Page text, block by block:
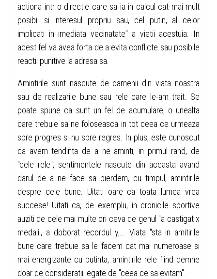
actiona intr-o directie care sa ia in calcul cat mai mult
posibil si interesul propriu sau, cel putin, al celor
implicati in imediata vecinatate" a vietii acestuia. In
acest fel va avea forta de a evita conflicte sau posibile
reactii punitive la adresa sa.
Amintirile sunt nascute de oamenii din viata noastra
sau de realizarile bune sau rele care le-am trait. Se
poate spune ca sunt un fel de acumulare, o unealta
care trebuie sa ne foloseasca in tot ceea ce urmeaza
spre progres si nu spre regres. In plus, este cunoscut
ca avem tendinta de a ne aminti, in primul rand, de
"cele rele", sentimentele nascute din aceasta avand
darul de a ne face sa pierdem, cu timpul, amintirile
despre cele bune. Uitati oare ca toata lumea vrea
succese! Uitati ca, de exemplu, in cronicile sportive
auziti de cele mai multe ori ceva de genul "a castigat x
medalii, a doborat recordul y,... Viata "sta in amitirile
bune care trebuie sa le facem cat mai numeroase si
mai energizante cu putinta, amintirile rele fiind demne
doar de consideratii legate de "ceea ce sa evitam".